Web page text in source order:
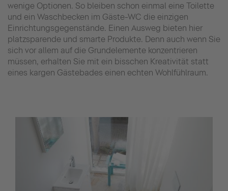
wenige Optionen. So bleiben schon einmal eine Toilette
und ein Waschbecken im Gäste-WC die einzigen
Einrichtungsgegenstände. Einen Ausweg bieten hier
platzsparende und smarte Produkte. Denn auch wenn Sie
sich vor allem auf die Grundelemente konzentrieren
müssen, erhalten Sie mit ein bisschen Kreativität statt
eines kargen Gästebades einen echten Wohlfühlraum.